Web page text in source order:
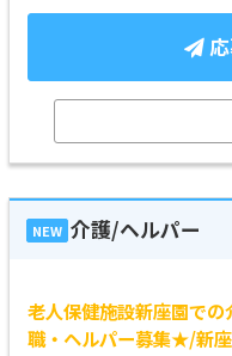
NEW 介護/ヘルパー
老人保健施設新座園で
職・ヘルパー募集★/新